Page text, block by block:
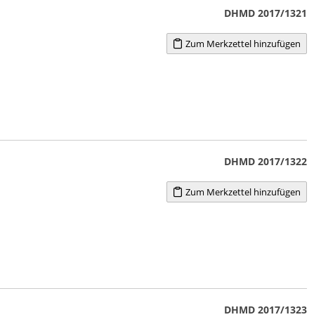
DHMD 2017/1321
Zum Merkzettel hinzufügen
DHMD 2017/1322
Zum Merkzettel hinzufügen
DHMD 2017/1323